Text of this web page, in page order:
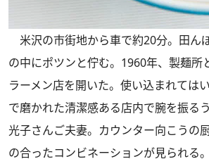
米沢の市街地から車で約20分。田ん
の中にポツンと佇む。1960年、製麺所
ラーメン店を開いた。使い込まれては
で磨かれた清潔感ある店内で腕を振る
光子さんご夫妻。カウンター向こうの
の合ったコンビネーションが見られる。